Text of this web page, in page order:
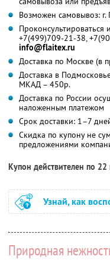
Возможен самовывоз: г.
+7(499)709-21-38,
info@flaitex.ru
Доставка по Москве (в
Доставка в
МКАД – 450р.
Доставка по России
наложенным платежом
Срок доставки: 1–7
Скидка по купону не
предложениями
Купон действителен по
Узнай, как
Природная